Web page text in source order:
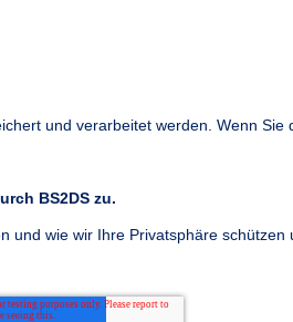
und verarbeitet werden. Wenn
BS2DS zu.
wie wir Ihre Privatsphäre schützen